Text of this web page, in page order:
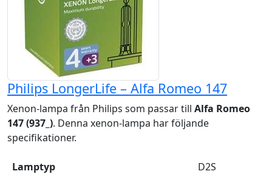
Philips LongerLife – Alfa Romeo 147
Xenon-lampa från Philips som passar till Alfa Romeo
147 (937_). Denna xenon-lampa har följande
specifikationer.
Lamptyp
D2S